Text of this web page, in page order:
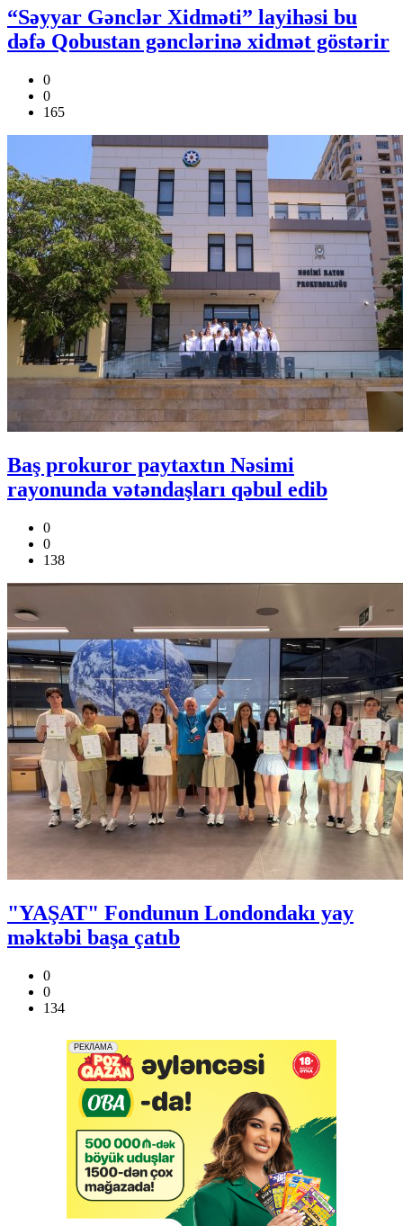
“Səyyar Gənclər Xidməti” layihəsi bu
dəfə Qobustan gənclərinə xidmət göstərir
0
0
165
Baş prokuror paytaxtın Nəsimi
rayonunda vətəndaşları qəbul edib
0
0
138
"YAŞAT" Fondunun Londondakı yay
məktəbi başa çatıb
0
0
134